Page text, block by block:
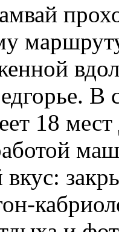
В
18
вкус: